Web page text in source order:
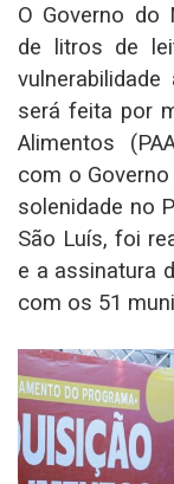
O Governo do
de litros de
será feita por
Alimentos
com o
solenidade no
São Luís, foi
e a assinatura
com os 51